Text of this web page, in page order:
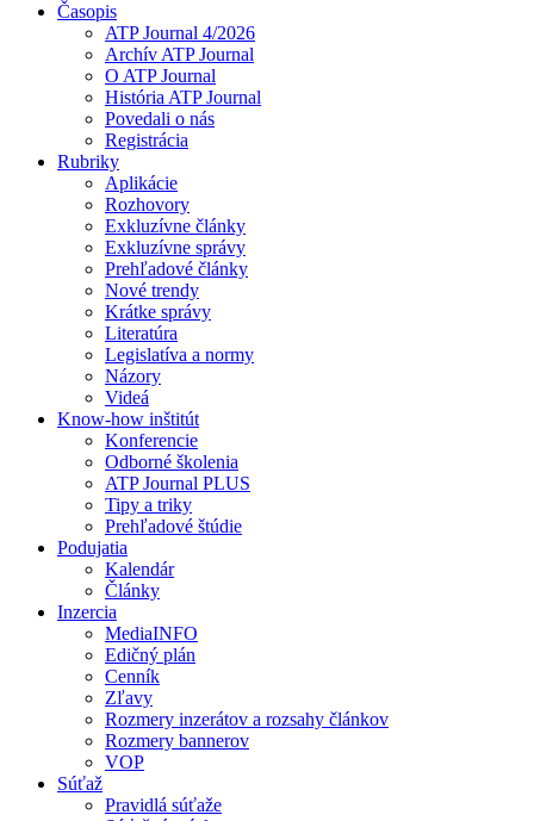
Časopis
ATP Journal 4/2026
Archív ATP Journal
O ATP Journal
História ATP Journal
Povedali o nás
Registrácia
Rubriky
Aplikácie
Rozhovory
Exkluzívne články
Exkluzívne správy
Prehľadové články
Nové trendy
Krátke správy
Literatúra
Legislatíva a normy
Názory
Videá
Know-how inštitút
Konferencie
Odborné školenia
ATP Journal PLUS
Tipy a triky
Prehľadové štúdie
Podujatia
Kalendár
Články
Inzercia
MediaINFO
Edičný plán
Cenník
Zľavy
Rozmery inzerátov a rozsahy článkov
Rozmery bannerov
VOP
Súťaž
Pravidlá súťaže